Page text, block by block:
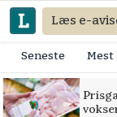
Læs e-
Seneste